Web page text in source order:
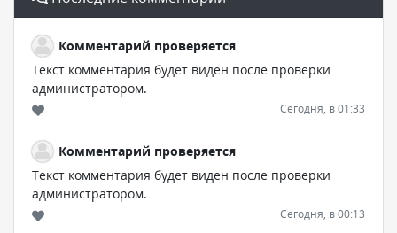
Комментарий проверяется
Текст комментария будет виден после проверки
администратором.
Сегодня, в 01:33
Комментарий проверяется
Текст комментария будет виден после проверки
администратором.
Сегодня, в 00:13